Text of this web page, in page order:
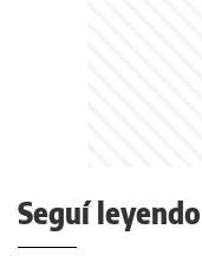
Seguí leyendo